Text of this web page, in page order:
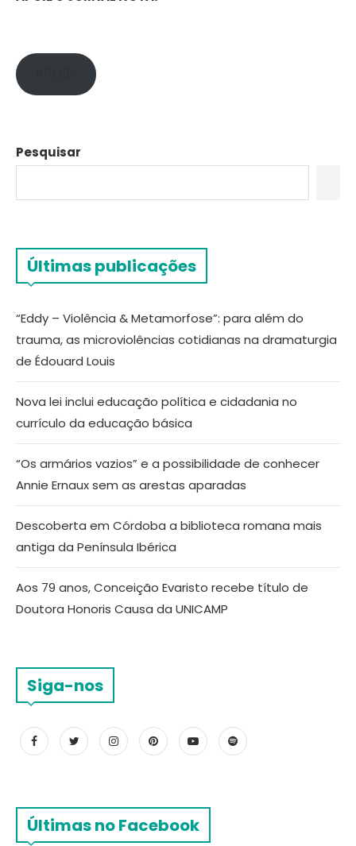
Pesquisar
Últimas publicações
“Eddy – Violência & Metamorfose”: para além do
trauma, as microviolências cotidianas na dramaturgia
de Édouard Louis
Nova lei inclui educação política e cidadania no
currículo da educação básica
“Os armários vazios” e a possibilidade de conhecer
Annie Ernaux sem as arestas aparadas
Descoberta em Córdoba a biblioteca romana mais
antiga da Península Ibérica
Aos 79 anos, Conceição Evaristo recebe título de
Doutora Honoris Causa da UNICAMP
Siga-nos
Últimas no Facebook